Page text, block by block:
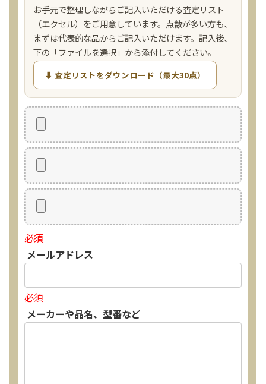
お手元で整理しながらご記入いただける査定リスト
（エクセル）をご用意しています。点数が多い方も、
まずは代表的な品からご記入いただけます。記入後、
下の「ファイルを選択」から添付してください。
⬇ 査定リストをダウンロード（最大30点）
必須
メールアドレス
必須
メーカーや品名、型番など